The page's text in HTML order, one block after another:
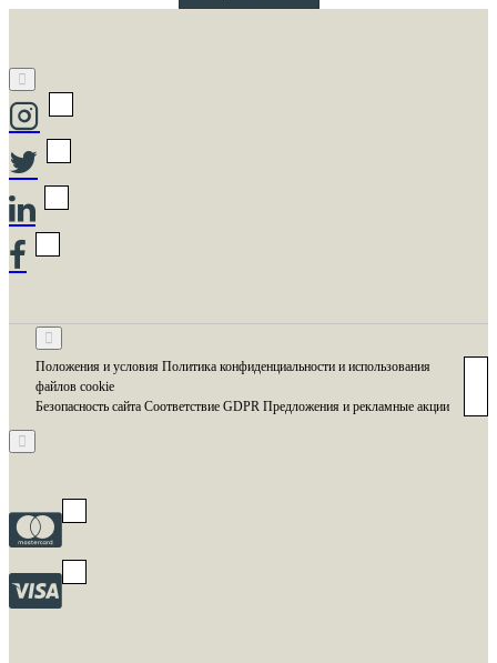
Положения и условия Политика конфиденциальности и использования
файлов cookie
Безопасность сайта Соответствие GDPR Предложения и рекламные акции